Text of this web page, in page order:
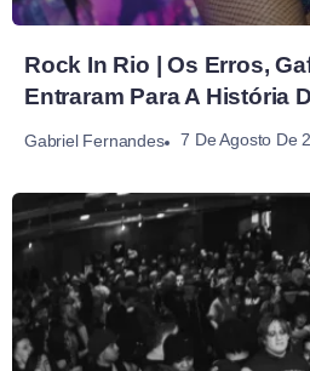
Rock In Rio | Os Erros,
Entraram Para A História
Gabriel Fernandes 7 De Agosto De